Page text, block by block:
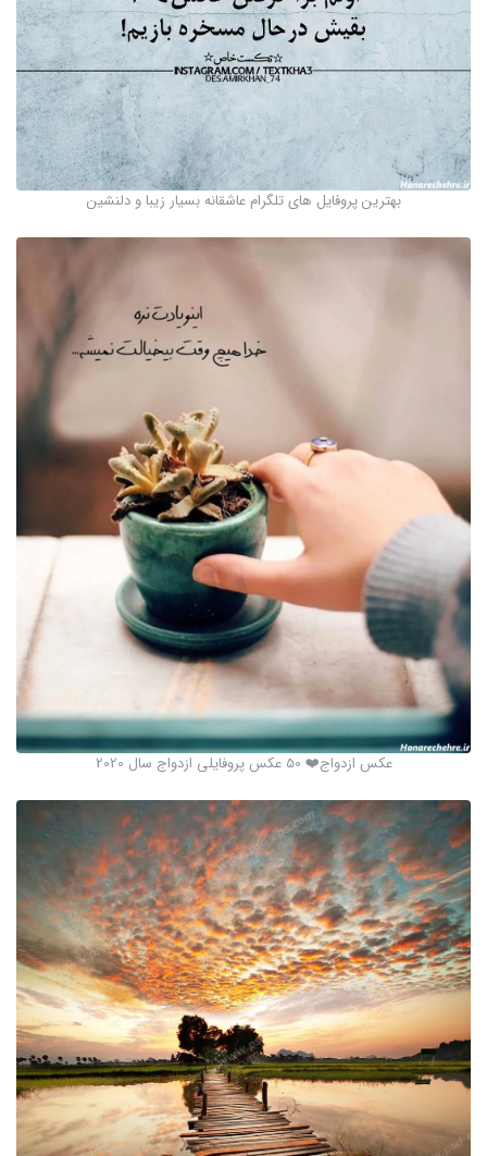
بهترین پروفایل های تلگرام عاشقانه بسیار زیبا و دلنشین
عکس ازدواج❤️ 50 عکس پروفایلی ازدواج سال 2020